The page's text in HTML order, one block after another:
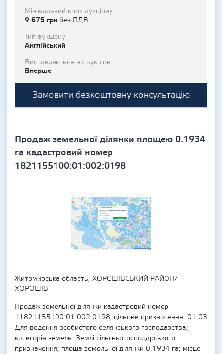
Мінімальний крок аукціону
9 675 грн без ПДВ
Тип аукціону
Англійський
Виставляється на аукціон
Вперше
Замовити безкоштовну консультацію
Продаж земельної ділянки площею 0.1934
га кадастровий номер
1821155100:01:002:0198
Житомирська область, ХОРОШІВСЬКИЙ РАЙОН/
ХОРОШІВ
Продаж земельної ділянки кадастровий номер
11821155100:01:002:0198; цільове призначення: 01.03
Для ведення особистого селянського господарства;
категорія земель: Землі сільськогосподарського
призначення; площа земельної ділянки 0.1934 га; місце